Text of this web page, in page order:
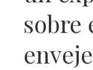
sobre